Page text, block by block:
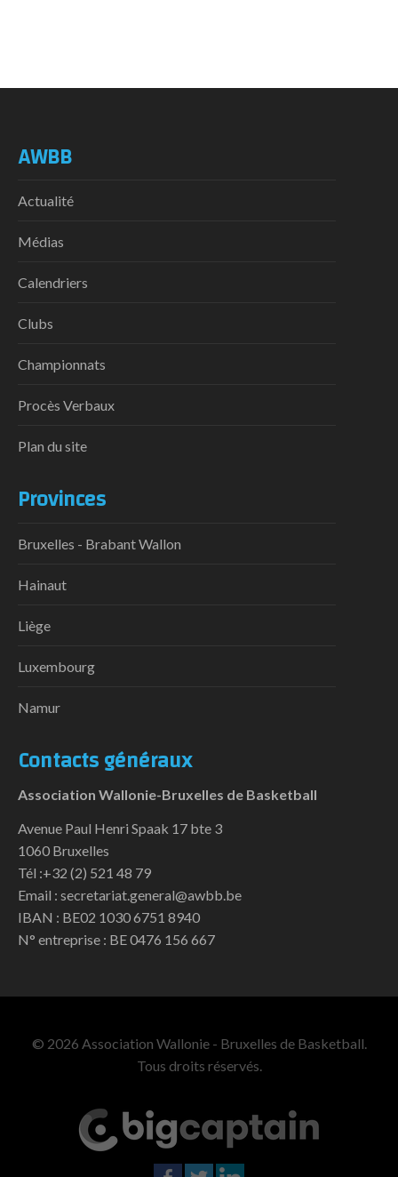
AWBB
Actualité
Médias
Calendriers
Clubs
Championnats
Procès Verbaux
Plan du site
Provinces
Bruxelles - Brabant Wallon
Hainaut
Liège
Luxembourg
Namur
Contacts généraux
Association Wallonie-Bruxelles de Basketball
Avenue Paul Henri Spaak 17 bte 3
1060 Bruxelles
Tél :+32 (2) 521 48 79
Email : secretariat.general@awbb.be
IBAN : BE02 1030 6751 8940
N° entreprise : BE 0476 156 667
© 2026 Association Wallonie - Bruxelles de Basketball.
Tous droits réservés.